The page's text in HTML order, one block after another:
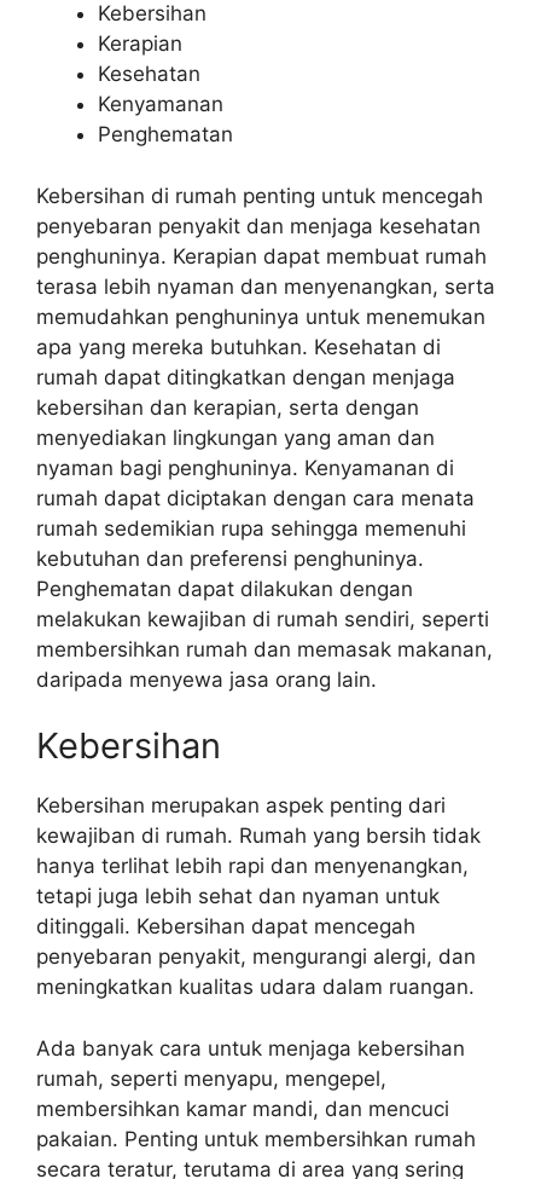
Kebersihan
Kerapian
Kesehatan
Kenyamanan
Penghematan
Kebersihan di rumah penting untuk mencegah
penyebaran penyakit dan menjaga kesehatan
penghuninya. Kerapian dapat membuat rumah
terasa lebih nyaman dan menyenangkan, serta
memudahkan penghuninya untuk menemukan
apa yang mereka butuhkan. Kesehatan di
rumah dapat ditingkatkan dengan menjaga
kebersihan dan kerapian, serta dengan
menyediakan lingkungan yang aman dan
nyaman bagi penghuninya. Kenyamanan di
rumah dapat diciptakan dengan cara menata
rumah sedemikian rupa sehingga memenuhi
kebutuhan dan preferensi penghuninya.
Penghematan dapat dilakukan dengan
melakukan kewajiban di rumah sendiri, seperti
membersihkan rumah dan memasak makanan,
daripada menyewa jasa orang lain.
Kebersihan
Kebersihan merupakan aspek penting dari
kewajiban di rumah. Rumah yang bersih tidak
hanya terlihat lebih rapi dan menyenangkan,
tetapi juga lebih sehat dan nyaman untuk
ditinggali. Kebersihan dapat mencegah
penyebaran penyakit, mengurangi alergi, dan
meningkatkan kualitas udara dalam ruangan.
Ada banyak cara untuk menjaga kebersihan
rumah, seperti menyapu, mengepel,
membersihkan kamar mandi, dan mencuci
pakaian. Penting untuk membersihkan rumah
secara teratur, terutama di area yang sering